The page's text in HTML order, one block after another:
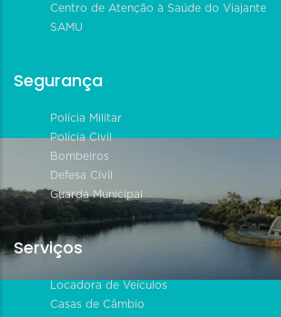
Centro de Atenção à Saúde do Viajante
SAMU
Segurança
Polícia Militar
Polícia Civil
Bombeiros
Defesa Civil
Guarda Municipal
Serviços
Locadora de Veículos
Casas de Câmbio